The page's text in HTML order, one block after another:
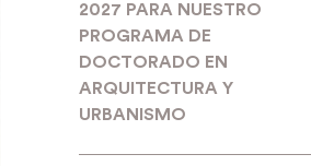
2027 PARA NUESTRO
PROGRAMA DE
DOCTORADO EN
ARQUITECTURA Y
URBANISMO